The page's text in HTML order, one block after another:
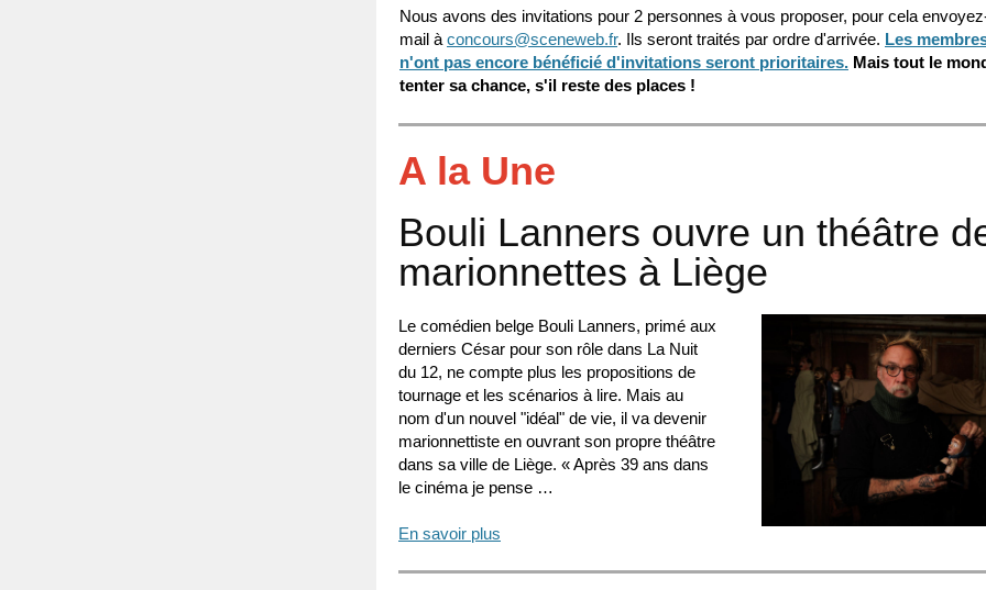
Nous avons des invitations pour 2 personnes à vous proposer, pour cela
mail à concours@sceneweb.fr. Ils seront traités par ordre d'arrivée. Les
n'ont pas encore bénéficié d'invitations seront prioritaires. Mais tout le
tenter sa chance, s'il reste des places !
A la Une
Bouli Lanners ouvre un théâtre
marionnettes à Liège
Le comédien belge Bouli Lanners, primé aux
derniers César pour son rôle dans La Nuit
du 12, ne compte plus les propositions de
tournage et les scénarios à lire. Mais au
nom d'un nouvel "idéal" de vie, il va devenir
marionnettiste en ouvrant son propre théâtre
dans sa ville de Liège. « Après 39 ans dans
le cinéma je pense …
En savoir plus